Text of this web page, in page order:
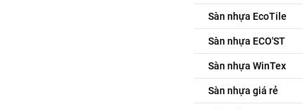
Sàn nhựa EcoTile
Sàn nhựa ECO'ST
Sàn nhựa WinTex
Sàn nhựa giá rẻ